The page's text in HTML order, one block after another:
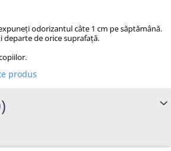
odorizantul câte 1 cm pe săptămână.
departe de orice suprafață.
produs